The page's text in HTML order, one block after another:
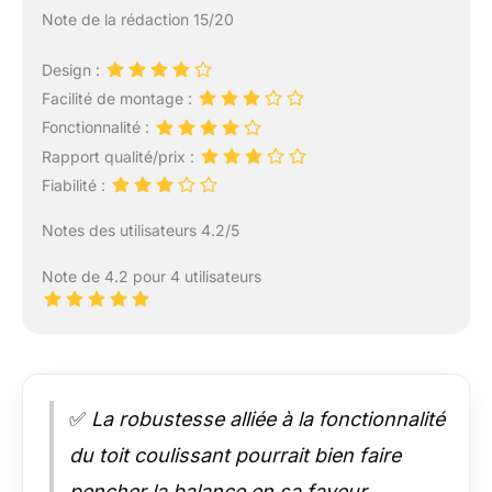
Note de la rédaction 15/20
Design :
Facilité de montage :
Fonctionnalité :
Rapport qualité/prix :
Fiabilité :
Notes des utilisateurs 4.2/5
Note de 4.2 pour 4 utilisateurs
✅ La robustesse alliée à la fonctionnalité
du toit coulissant pourrait bien faire